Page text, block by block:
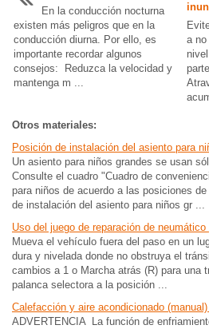
En la conducción nocturna
existen más peligros que en la
conducción diurna. Por ello, es
importante recordar algunos
consejos: Reduzca la velocidad y
mantenga m ...
a no
Otros materiales:
Posición de instalación del asiento para
Un asiento para niños grandes se usan
Consulte el cuadro "Cuadro de
para niños de acuerdo a las posiciones
de instalación del asiento para niños gr ...
Uso del juego de reparación de neumático
Mueva el vehículo fuera del paso en un
dura y nivelada donde no obstruya el
cambios a 1 o Marcha atrás (R) para una
palanca selectora a la posición ...
Calefacción y aire acondicionado
ADVERTENCIA La función de